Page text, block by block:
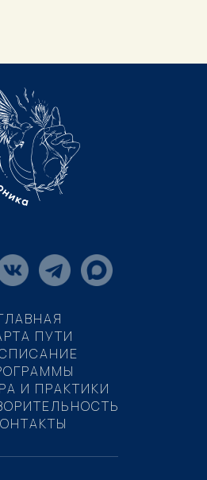
ПУТИ
И ПРАКТИКИ